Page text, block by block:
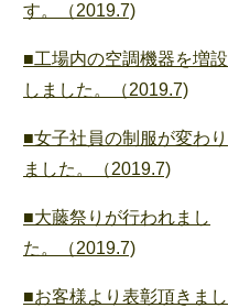
す。（2019.7)
■工場内の空調機器を増設
しました。（2019.7)
■女子社員の制服が変わり
ました。（2019.7)
■大藤祭りが行われまし
た。（2019.7)
■お客様より表彰頂きまし